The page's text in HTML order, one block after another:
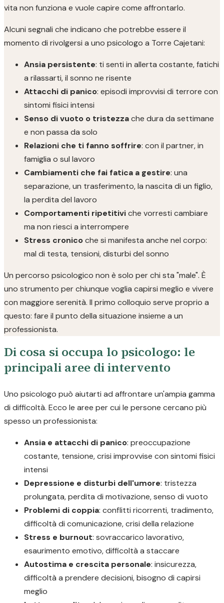
vita non funziona e vuole capire come affrontarlo.
Alcuni segnali che indicano che potrebbe essere il
momento di rivolgersi a uno psicologo a Torre Cajetani:
Ansia persistente: ti senti in allerta costante, fatichi
a rilassarti, il sonno ne risente
Attacchi di panico: episodi improvvisi di terrore con
sintomi fisici intensi
Senso di vuoto o tristezzache dura da settimane
e non passa da solo
Relazioni che ti fanno soffrire: con il partner, in
famiglia o sul lavoro
Cambiamenti che fai fatica a gestire: una
separazione, un trasferimento, la nascita di un figlio,
la perdita del lavoro
Comportamenti ripetitiviche vorresti cambiare
ma non riesci a interrompere
Stress cronicoche si manifesta anche nel corpo:
mal di testa, tensioni, disturbi del sonno
Un percorso psicologico non è solo per chi sta "male". È
uno strumento per chiunque voglia capirsi meglio e vivere
con maggiore serenità. Il primo colloquio serve proprio a
questo: fare il punto della situazione insieme a un
professionista.
Di cosa si occupa lo psicologo: le
principali aree di intervento
Uno psicologo può aiutarti ad affrontare un'ampia gamma
di difficoltà. Ecco le aree per cui le persone cercano più
spesso un professionista:
Ansia e attacchi di panico: preoccupazione
costante, tensione, crisi improvvise con sintomi fisici
intensi
Depressione e disturbi dell'umore: tristezza
prolungata, perdita di motivazione, senso di vuoto
Problemi di coppia: conflitti ricorrenti, tradimento,
difficoltà di comunicazione, crisi della relazione
Stress e burnout: sovraccarico lavorativo,
esaurimento emotivo, difficoltà a staccare
Autostima e crescita personale: insicurezza,
difficoltà a prendere decisioni, bisogno di capirsi
meglio